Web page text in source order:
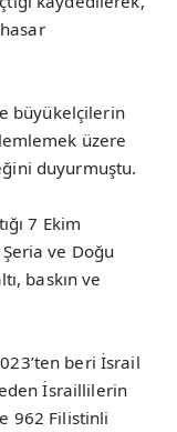
büyükelçilerin
üzere
duyurmuştu.
7 Ekim
ve Doğu
baskın ve
beri İsrail
İsraillilerin
962 Filistinli